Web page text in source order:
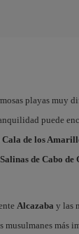
playas muy
puede
Cala de los
Salinas de Cabo de
Alcazaba y las
más